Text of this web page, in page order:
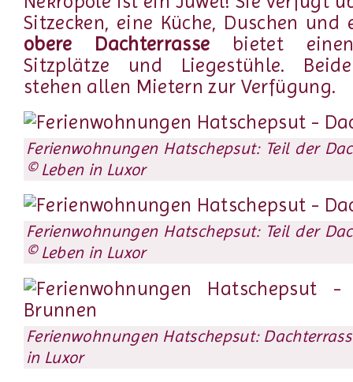
Sitzecken, eine Küche, Duschen und
obere Dachterrasse bietet einen
Sitzplätze und Liegestühle.
stehen allen Mietern zur Verfügung.
Ferienwohnungen Hatschepsut: Teil der
© Leben in Luxor
Ferienwohnungen Hatschepsut: Teil der
© Leben in Luxor
Ferienwohnungen Hatschepsut:
in Luxor